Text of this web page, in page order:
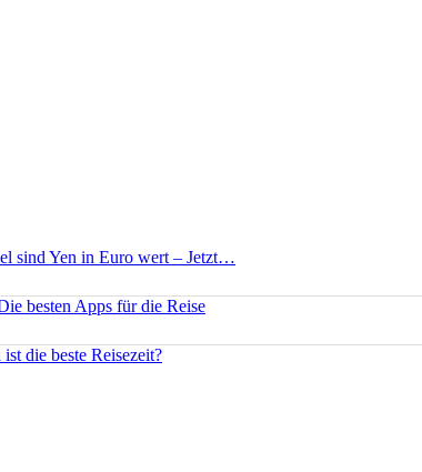
sind Yen in Euro wert – Jetzt…
besten Apps für die Reise
die beste Reisezeit?